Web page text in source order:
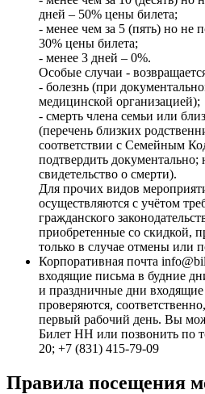
дней – 50% цены билета;
- менее чем за 5 (пять) но не
30% цены билета;
- менее 3 дней – 0%.
Особые случаи -
- болезнь (при
медицинской организацией);
- смерть члена семьи или
(перечень близких
соответствии с Семейным
подтвердить документально;
свидетельство о смерти).
Для прочих видов
осуществляются с учётом
гражданского
приобретенные со скидкой,
только в случае отмены или
Корпоративная почта
входящие письма в будние
и праздничные дни
проверяются,
первый рабочий день. Вы
Билет НН или позвонить по
20; +7 (831) 415-79-09
Правила посещения